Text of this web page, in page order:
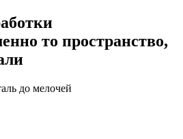
то пространство,
до мелочей